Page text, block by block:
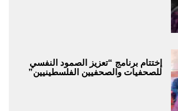
إختتام برنامج “تعزيز الصمود النفسي
للصحفيات والصحفيين الفلسطينيين”